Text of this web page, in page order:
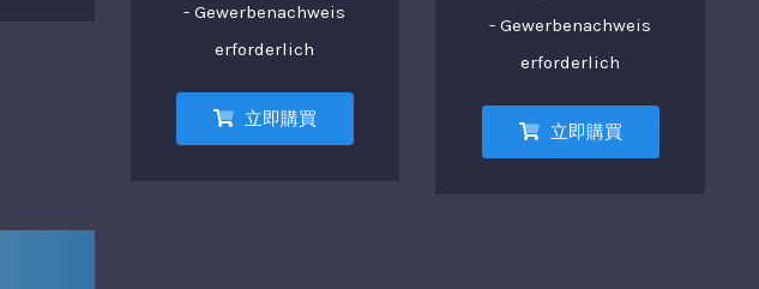
- Gewerbenachweis
erforderlich
立即購買
- Gewerbenachweis
erforderlich
立即購買